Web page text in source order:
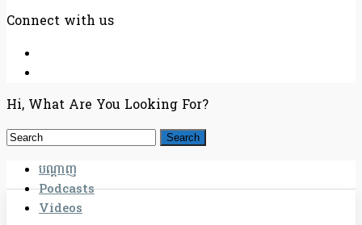
Connect with us
Hi, What Are You Looking For?
បណ្តាញ
Podcasts
Videos